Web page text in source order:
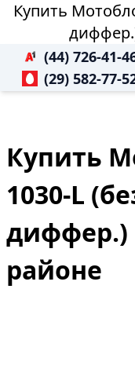
Купить
(44) 726-41-
(29) 582-77-
Купить
1030-L
диффер.)
районе